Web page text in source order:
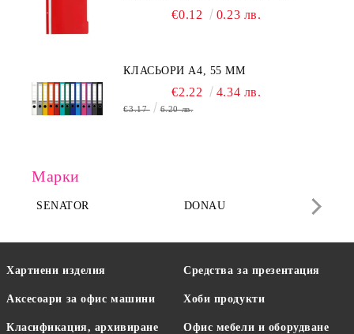
€0.12 0.23 лв.
КЛАСЬОРИ А4, 55 MM
€2.22 4.34 лв.
€3.17 6.20 лв.
Марки
SENATOR DONAU
Хартиени изделия
Аксесоари за офис машини
Класификация, архивиране
Средства за презентация
Хоби продукти
Офис мебели и оборудване